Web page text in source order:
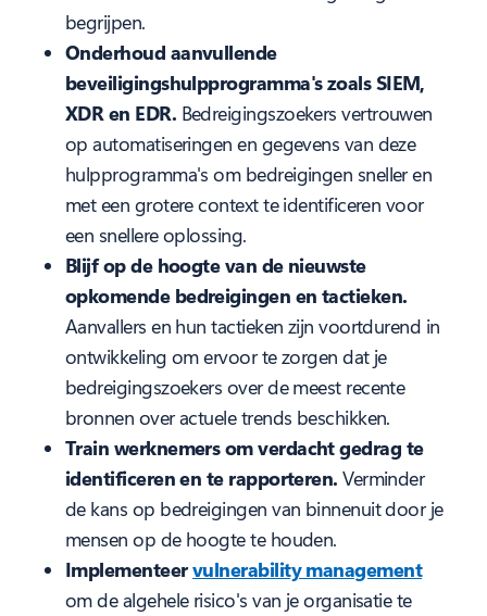
begrijpen.
Onderhoud aanvullende
beveiligingshulpprogramma's zoals SIEM,
XDR en EDR. Bedreigingszoekers vertrouwen
op automatiseringen en gegevens van deze
hulpprogramma's om bedreigingen sneller en
met een grotere context te identificeren voor
een snellere oplossing.
Blijf op de hoogte van de nieuwste
opkomende bedreigingen en tactieken.
Aanvallers en hun tactieken zijn voortdurend in
ontwikkeling om ervoor te zorgen dat je
bedreigingszoekers over de meest recente
bronnen over actuele trends beschikken.
Train werknemers om verdacht gedrag te
identificeren en te rapporteren. Verminder
de kans op bedreigingen van binnenuit door je
mensen op de hoogte te houden.
Implementeervulnerability management
om de algehele risico's van je organisatie te